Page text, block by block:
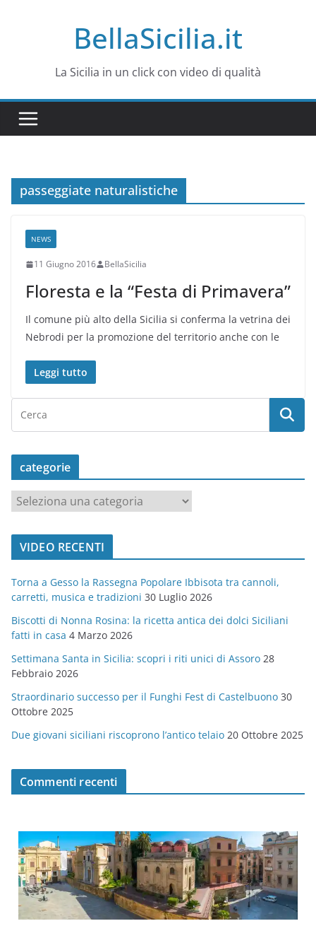
BellaSicilia.it
La Sicilia in un click con video di qualità
passeggiate naturalistiche
NEWS
11 Giugno 2016 BellaSicilia
Floresta e la “Festa di Primavera”
Il comune più alto della Sicilia si conferma la vetrina dei
Nebrodi per la promozione del territorio anche con le
Leggi tutto
categorie
a
t
o
r
i
e
VIDEO RECENTI
Torna a Gesso la Rassegna Popolare Ibbisota tra cannoli,
carretti, musica e tradizioni 30 Luglio 2026
Biscotti di Nonna Rosina: la ricetta antica dei dolci Siciliani
fatti in casa 4 Marzo 2026
Settimana Santa in Sicilia: scopri i riti unici di Assoro 28
Febbraio 2026
Straordinario successo per il Funghi Fest di Castelbuono 30
Ottobre 2025
Due giovani siciliani riscoprono l’antico telaio 20 Ottobre 2025
Commenti recenti